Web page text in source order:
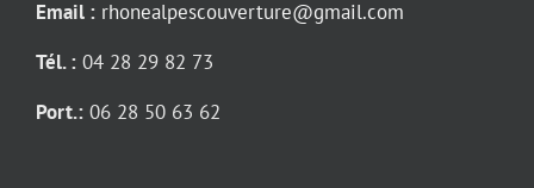
Email : rhonealpescouverture@gmail.com
Tél. : 04 28 29 82 73
Port.: 06 28 50 63 62